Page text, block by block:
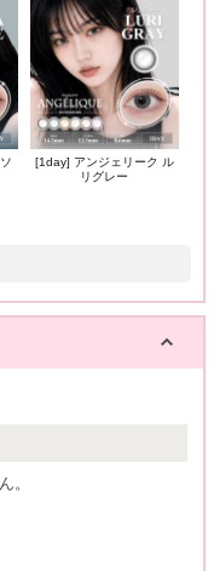
[1day] アンジェリーク ル
リグレー
。